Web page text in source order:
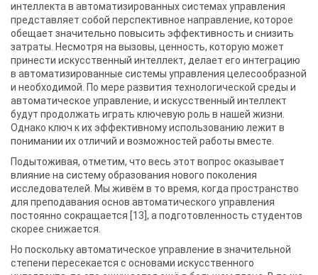
интеллекта в автоматизированных системах управления
представляет собой перспективное направление, которое
обещает значительно повысить эффективность и снизить
затраты. Несмотря на вызовы, ценность, которую может
принести искусственный интеллект, делает его интеграцию
в автоматизированные системы управления целесообразной
и необходимой. По мере развития технологической среды и
автоматическое управление, и искусственный интеллект
будут продолжать играть ключевую роль в нашей жизни.
Однако ключ к их эффективному использованию лежит в
понимании их отличий и возможностей работы вместе.
Подытоживая, отметим, что весь этот вопрос оказывает
влияние на систему образования нового поколения
исследователей. Мы живём в то время, когда пространство
для преподавания основ автоматического управления
постоянно сокращается [13], а подготовленность студентов
скорее снижается.
Но поскольку автоматическое управление в значительной
степени пересекается с основами искусственного